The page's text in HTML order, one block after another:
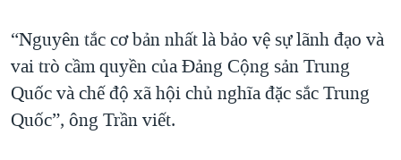
“Nguyên tắc cơ bản nhất là bảo vệ sự lãnh đạo và
vai trò cầm quyền của Đảng Cộng sản Trung
Quốc và chế độ xã hội chủ nghĩa đặc sắc Trung
Quốc”, ông Trần viết.